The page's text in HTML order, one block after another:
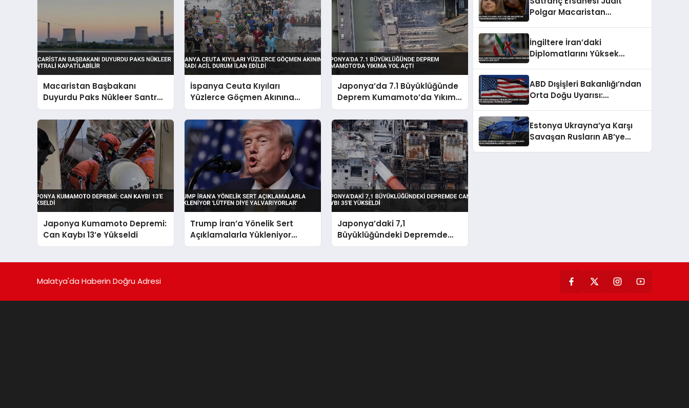
Macaristan Başbakanı
Duyurdu Paks Nükleer Santrali
Kapatılabilir
İspanya Ceuta Kıyıları
Yüzlerce Göçmen Akınına
Uğradı Acil Durum İlan Edildi
Japonya’da 7.1 Büyüklüğünde
Deprem Kumamoto’da Yıkıma
Yol Açtı
Japonya Kumamoto Depremi:
Can Kaybı 13’e Yükseldi
Trump İran’a Yönelik Sert
Açıklamalarla Yükleniyor
‘Lütfen Diye Yalvarıyorlar’
Japonya’daki 7,1
Büyüklüğündeki Depremde
Can Kaybı 35’e Yükseldi
Polgar Macaristan
İngiltere İran’daki
Diplomatlarını Yüksek
ABD Dışişleri Bakanlığı’ndan
Orta Doğu Uyarısı:
Estonya Ukrayna’ya Karşı
Savaşan Rusların AB’ye
Malatya'da Haberin Doğru Adresi